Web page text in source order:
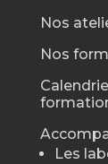
Nos
Nos
Les